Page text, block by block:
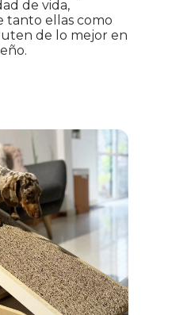
de vida,
tanto ellas como
de lo mejor en